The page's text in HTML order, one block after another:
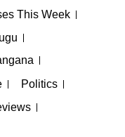
This Week
Politics